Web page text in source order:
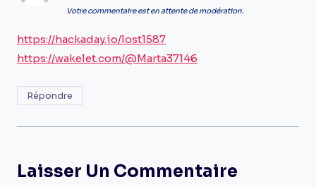
Votre commentaire est en attente de modération.
https://hackaday.io/lost1587
https://wakelet.com/@Marta37146
Répondre
Laisser Un Commentaire